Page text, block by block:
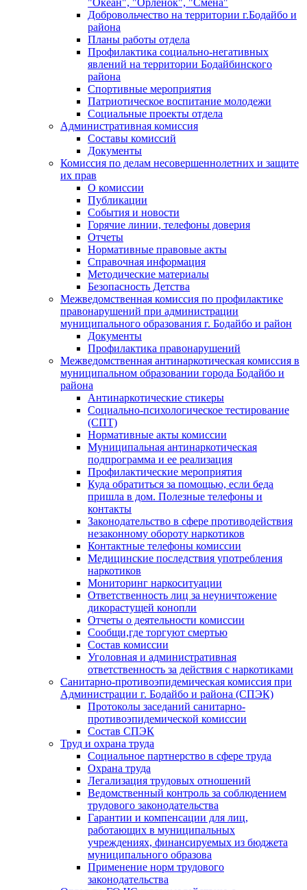
"Океан", "Орленок", "Смена"
Добровольчество на территории г.Бодайбо и
района
Планы работы отдела
Профилактика социально-негативных
явлений на территории Бодайбинского
района
Спортивные мероприятия
Патриотическое воспитание молодежи
Социальные проекты отдела
Административная комиссия
Составы комиссий
Документы
Комиссия по делам несовершеннолетних и защите
их прав
О комиссии
Публикации
События и новости
Горячие линии, телефоны доверия
Отчеты
Нормативные правовые акты
Справочная информация
Методические материалы
Безопасность Детства
Межведомственная комиссия по профилактике
правонарушений при администрации
муниципального образования г. Бодайбо и район
Документы
Профилактика правонарушений
Межведомственная антинаркотическая комиссия в
муниципальном образовании города Бодайбо и
района
Антинаркотические стикеры
Социально-психологическое тестирование
(СПТ)
Нормативные акты комиссии
Муниципальная антинаркотическая
подпрограмма и ее реализация
Профилактические мероприятия
Куда обратиться за помощью, если беда
пришла в дом. Полезные телефоны и
контакты
Законодательство в сфере противодействия
незаконному обороту наркотиков
Контактные телефоны комиссии
Медицинские последствия употребления
наркотиков
Мониторинг наркоситуации
Ответственность лиц за неуничтожение
дикорастущей конопли
Отчеты о деятельности комиссии
Сообщи,где торгуют смертью
Состав комиссии
Уголовная и административная
ответственность за действия с наркотиками
Санитарно-противоэпидемическая комиссия при
Администрации г. Бодайбо и района (СПЭК)
Протоколы заседаний санитарно-
противоэпидемической комиссии
Состав СПЭК
Труд и охрана труда
Социальное партнерство в сфере труда
Охрана труда
Легализация трудовых отношений
Ведомственный контроль за соблюдением
трудового законодательства
Гарантии и компенсации для лиц,
работающих в муниципальных
учреждениях, финансируемых из бюджета
муниципального образова
Применение норм трудового
законодательства